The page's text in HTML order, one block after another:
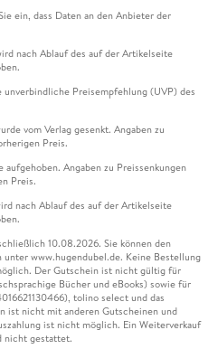
ein, dass Daten an den Anbieter der
nach Ablauf des auf der Artikelseite
Preisempfehlung (UVP) des
vom Verlag gesenkt. Angaben zu
Preis.
Angaben zu Preissenkungen
Preis.
nach Ablauf des auf der Artikelseite
10.08.2026. Sie können den
www.hugendubel.de. Keine Bestellung
Der Gutschein ist nicht gültig für
Bücher und eBooks) sowie für
tolino select und das
ist nicht mit anderen Gutscheinen und
ist nicht möglich. Ein Weiterverkauf
nicht gestattet.